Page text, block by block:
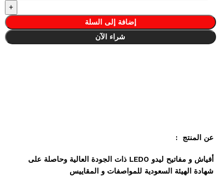
إضافة إلى السلة
شراء الآن
عن المنتج :
أفياش و مفاتيح ليدو LEDO ذات الجودة العالية وحاصلة على
شهادة الهيئة السعودية للمواصفات و المقاييس